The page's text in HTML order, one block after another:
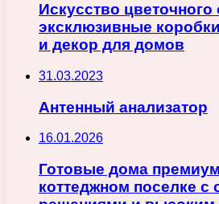
Искусство
эксклюзивные
и декор для домов
31.03.2023
Антенный анализатор
16.01.2026
Готовые дома
коттеджном поселке